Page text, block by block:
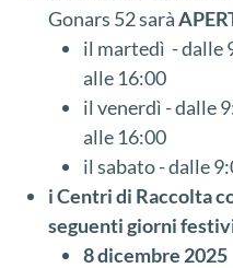
Gonars 52 sarà
il martedì - dalle
alle 16:00
il venerdì - dalle
alle 16:00
il sabato - dalle
i Centri di Raccolta
seguenti giorni
8 dicembre 2025